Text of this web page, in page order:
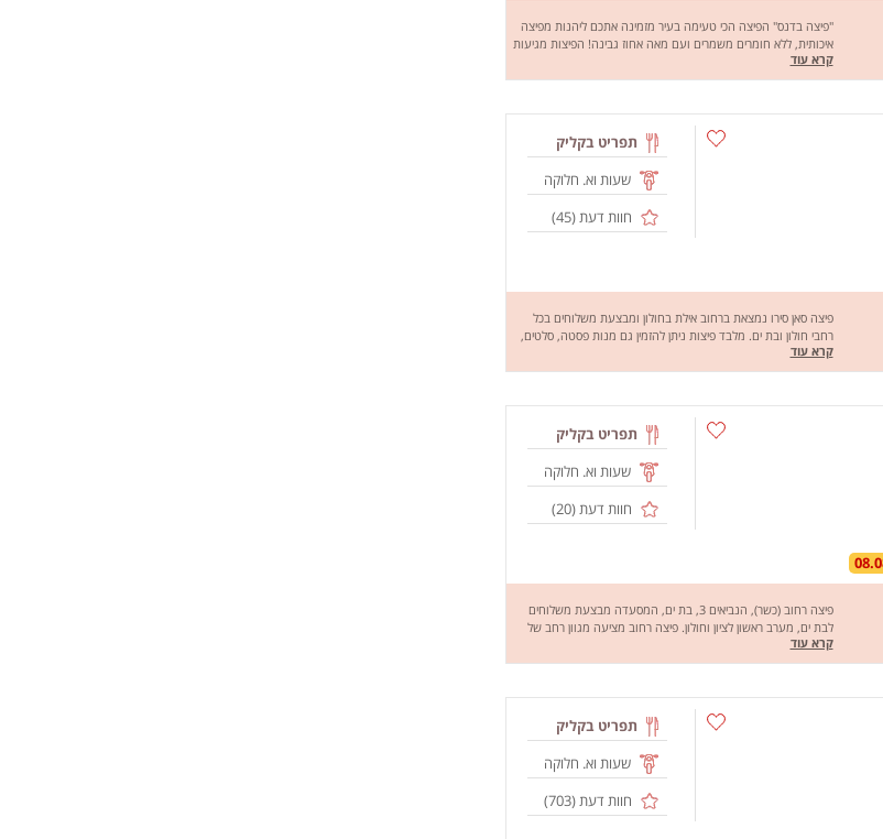
"פיצה בדנס" הפיצה הכי טעימה בעיר מזמינה אתכם ליהנות מפיצה
איכותית, ללא חומרים משמרים ועם מאה אחוז גבינה! הפיצות מגיעות
בגדלים משפחתי, אישי ומשולש בנוסף ניתן למצוא במקום פסטות פנה
/ ספגטי ברטבים שונים, סלטים המוגשים בליווי רוטב ויניגרט שמן זית
התפריט מציע גם מאפי שונים כמו לחם שום, בייגל טוסט, מלאווח
הבית, זיווה, ג'חנון, קינוחים ועוד. משלוחים יוצאים לבת ים, חולון, יפו
וראשון לציון. שיהיה בתיאבון!
קרא עוד
תפריט בקליק
שעות וא. חלוקה
חוות דעת (45
)
פיצה סאן סירו נמצאת ברחוב אילת בחולון ומבצעת משלוחים בכל
רחבי חולון ובת ים. מלבד פיצות ניתן להזמין גם מנות פסטה, סלטים,
חטיפי ג'חנון, מלאווח ועוד. בתאבון.
קרא עוד
תפריט בקליק
שעות וא. חלוקה
חוות דעת (20
)
פיצה רחוב (כשר), הנביאים 3, בת ים, המסעדה מבצעת משלוחים
לבת ים, מערב ראשון לציון וחולון. פיצה רחוב מציעה מגוון רחב של
פיצות: פיצה בלקנית, פיצה מרגריטה, הוואי סטייל, הנורבגית, היוונית
ועוד, כמו כן יש בתפריט מבחר סלטים, פסטות וקינוחים מפנקים.
קרא עוד
תפריט בקליק
שעות וא. חלוקה
חוות דעת (703
)